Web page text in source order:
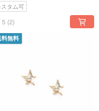
スタム可
5 (2)
料無料